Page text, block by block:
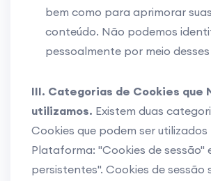
bem como para aprimorar
conteúdo. Não podemos
pessoalmente por meio
III. Categorias de Cookies que
utilizamos. Existem duas
Cookies que podem ser utilizados
Plataforma: "Cookies de sessão"
persistentes". Cookies de sessão